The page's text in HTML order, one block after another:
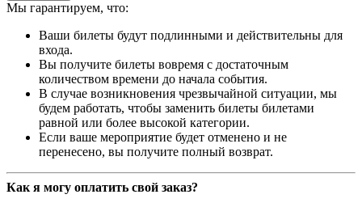
Мы гарантируем, что:
Ваши билеты будут подлинными и действительны для
входа.
Вы получите билеты вовремя с достаточным
количеством времени до начала события.
В случае возникновения чрезвычайной ситуации, мы
будем работать, чтобы заменить билеты билетами
равной или более высокой категории.
Если ваше мероприятие будет отменено и не
перенесено, вы получите полный возврат.
Как я могу оплатить свой заказ?